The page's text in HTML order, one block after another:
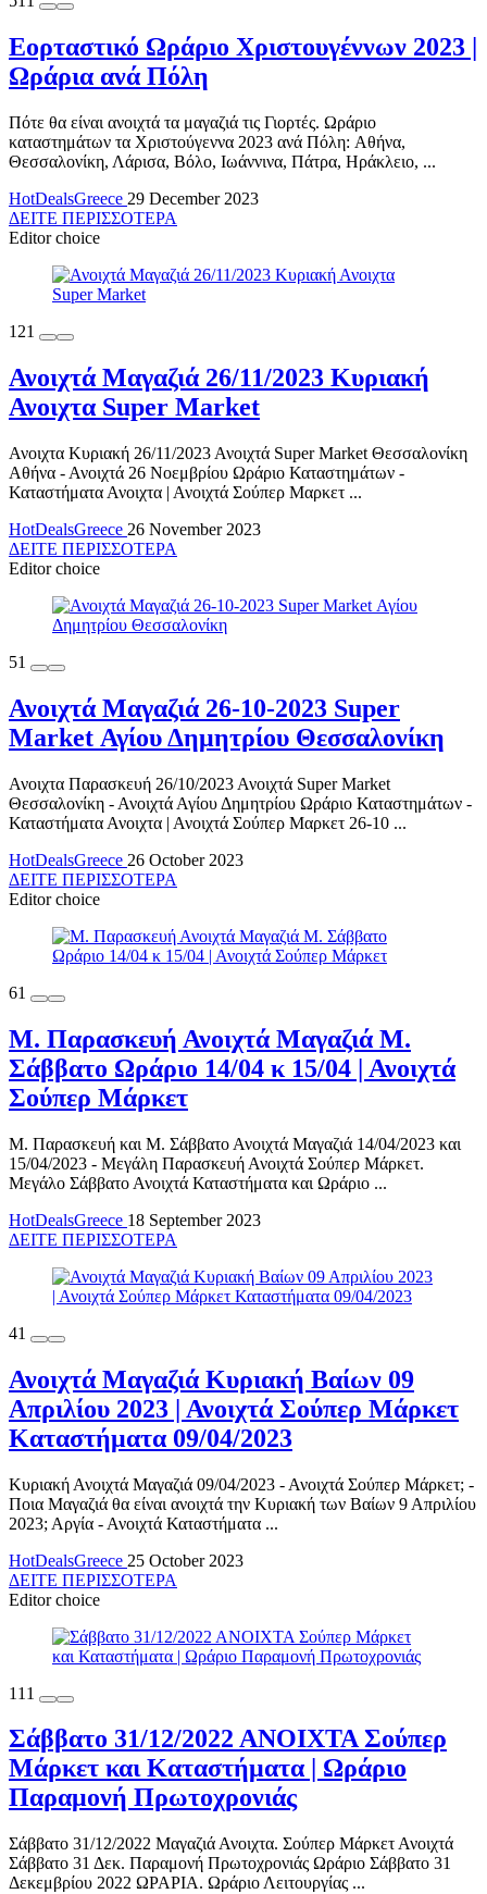
Εορταστικό Ωράριο Χριστουγέννων 2023 |
Ωράρια ανά Πόλη
Πότε θα είναι ανοιχτά τα μαγαζιά τις Γιορτές. Ωράριο
καταστημάτων τα Χριστούγεννα 2023 ανά Πόλη: Αθήνα,
Θεσσαλονίκη, Λάρισα, Βόλο, Ιωάννινα, Πάτρα, Ηράκλειο, ...
HotDealsGreece 29 December 2023
ΔΕΙΤΕ ΠΕΡΙΣΣΟΤΕΡΑ
Editor choice
121
Ανοιχτά Μαγαζιά 26/11/2023 Κυριακή
Ανοιχτα Super Market
Ανοιχτα Κυριακή 26/11/2023 Ανοιχτά Super Market Θεσσαλονίκη
Αθήνα - Ανοιχτά 26 Νοεμβρίου Ωράριο Καταστημάτων -
Καταστήματα Ανοιχτα | Ανοιχτά Σούπερ Μαρκετ ...
HotDealsGreece 26 November 2023
ΔΕΙΤΕ ΠΕΡΙΣΣΟΤΕΡΑ
Editor choice
51
Ανοιχτά Μαγαζιά 26-10-2023 Super
Market Αγίου Δημητρίου Θεσσαλονίκη
Ανοιχτα Παρασκευή 26/10/2023 Ανοιχτά Super Market
Θεσσαλονίκη - Ανοιχτά Αγίου Δημητρίου Ωράριο Καταστημάτων -
Καταστήματα Ανοιχτα | Ανοιχτά Σούπερ Μαρκετ 26-10 ...
HotDealsGreece 26 October 2023
ΔΕΙΤΕ ΠΕΡΙΣΣΟΤΕΡΑ
Editor choice
61
M. Παρασκευή Ανοιχτά Μαγαζιά Μ.
Σάββατο Ωράριο 14/04 κ 15/04 | Ανοιχτά
Σούπερ Μάρκετ
Μ. Παρασκευή και Μ. Σάββατο Ανοιχτά Μαγαζιά 14/04/2023 και
15/04/2023 - Μεγάλη Παρασκευή Ανοιχτά Σούπερ Μάρκετ.
Μεγάλο Σάββατο Ανοιχτά Καταστήματα και Ωράριο ...
HotDealsGreece 18 September 2023
ΔΕΙΤΕ ΠΕΡΙΣΣΟΤΕΡΑ
41
Ανοιχτά Μαγαζιά Κυριακή Βαίων 09
Απριλίου 2023 | Ανοιχτά Σούπερ Μάρκετ
Καταστήματα 09/04/2023
Κυριακή Ανοιχτά Μαγαζιά 09/04/2023 - Ανοιχτά Σούπερ Μάρκετ; -
Ποια Μαγαζιά θα είναι ανοιχτά την Κυριακή των Βαίων 9 Απριλίου
2023; Αργία - Ανοιχτά Καταστήματα ...
HotDealsGreece 25 October 2023
ΔΕΙΤΕ ΠΕΡΙΣΣΟΤΕΡΑ
Editor choice
111
Σάββατο 31/12/2022 ΑΝΟΙΧΤΑ Σούπερ
Μάρκετ και Καταστήματα | Ωράριο
Παραμονή Πρωτοχρονιάς
Σάββατο 31/12/2022 Μαγαζιά Ανοιχτα. Σούπερ Μάρκετ Ανοιχτά
Σάββατο 31 Δεκ. Παραμονή Πρωτοχρονιάς Ωράριο Σάββατο 31
Δεκεμβρίου 2022 ΩΡΑΡΙΑ. Ωράριο Λειτουργίας ...